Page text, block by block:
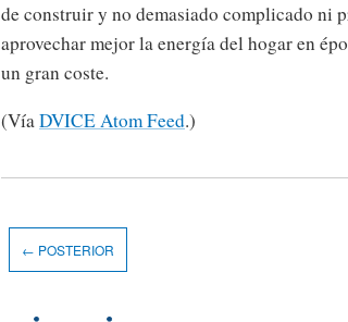
de construir y no demasiado complicado ni
aprovechar mejor la energía del hogar en
un gran coste.
(VíaDVICE Atom Feed.)
← POSTERIOR